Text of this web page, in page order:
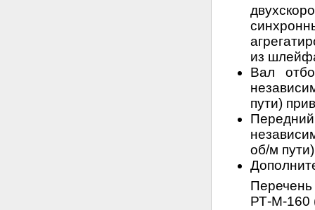
из
Вал
пути)
об/м
РТ-М-160